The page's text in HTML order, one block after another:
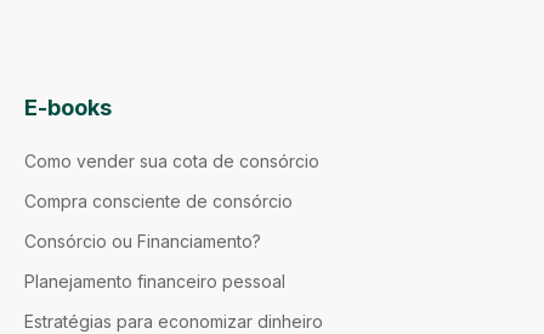
E-books
Como vender sua cota de consórcio
Compra consciente de consórcio
Consórcio ou Financiamento?
Planejamento financeiro pessoal
Estratégias para economizar dinheiro